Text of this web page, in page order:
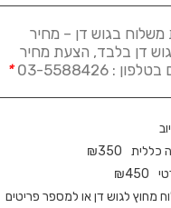
משלוח בגוש דן – מחיר
דן בלבד, הצעת מחיר
: 03-5588426
*
כללית
₪350
₪450
מחוץ לגוש דן או למספר פריטים